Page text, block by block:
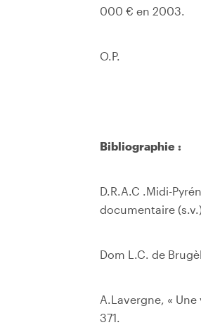
000 € en 2003.
O.P.
Bibliographie :
D.R.A.C .Midi-
documentaire
Dom L.C. de
A.Lavergne, « Une
371.